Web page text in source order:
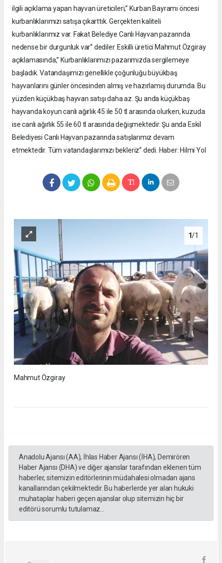
ilgili açıklama yapan hayvan üreticileri,” Kurban Bayramı öncesi
kurbanlıklarımızı satışa çıkarttık. Gerçekten kaliteli
kurbanlıklarımız var. Fakat Belediye Canlı Hayvan pazarında
nedense bir durgunluk var” dediler. Eskilli üretici Mahmut Özgiray
açıklamasında,” Kurbanlıklarımızı pazarımızda sergilemeye
başladık. Vatandaşımızı genellikle çoğunluğu büyükbaş
hayvanlarını günler öncesinden almış ve hazırlamış durumda. Bu
yüzden küçükbaş hayvan satışı daha az. Şu anda küçükbaş
hayvanda koyun canlı ağırlık 45 ile 50 tl arasında olurken, kuzuda
ise canlı ağırlık 55 ile 60 tl arasında değişmektedir. Şu anda Eskil
Belediyesi Canlı Hayvan pazarında satışlarımız devam
etmektedir. Tüm vatandaşlarımızı bekleriz” dedi. Haber: Hilmi Yol
1/1
Mahmut Özgiray
Anadolu Ajansı (AA), İhlas Haber Ajansı (İHA), Demirören
Haber Ajansı (DHA) ve diğer ajanslar tarafından eklenen tüm
haberler, sitemizin editörlerinin müdahalesi olmadan ajans
kanallarından çekilmektedir. Bu haberlerde yer alan hukuki
muhataplar haberi geçen ajanslar olup sitemizin hiç bir
editörü sorumlu tutulamaz...